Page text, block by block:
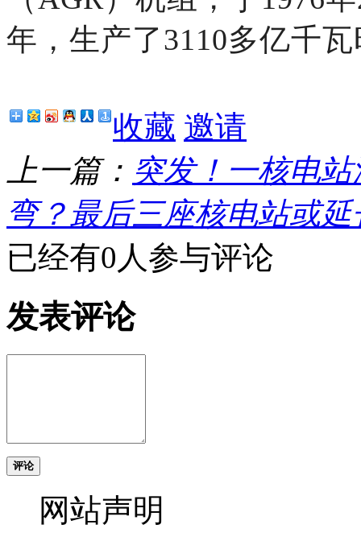
年，生产了3110多亿千
收藏 邀请
上一篇： 突发！一核电
弯？最后三座核电站或
已经有0人参与评论
发表评论
评论
网站声明